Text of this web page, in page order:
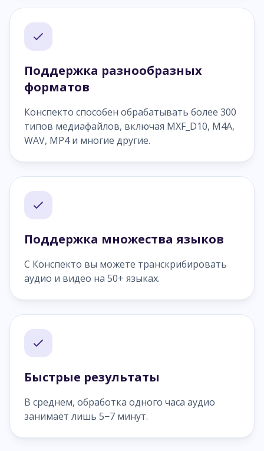
Поддержка разнообразных
форматов
Конспекто способен обрабатывать более 300
типов медиафайлов, включая MXF_D10, M4A,
WAV, MP4 и многие другие.
Поддержка множества языков
С Конспекто вы можете транскрибировать
аудио и видео на 50+ языках.
Быстрые результаты
В среднем, обработка одного часа аудио
занимает лишь 5−7 минут.